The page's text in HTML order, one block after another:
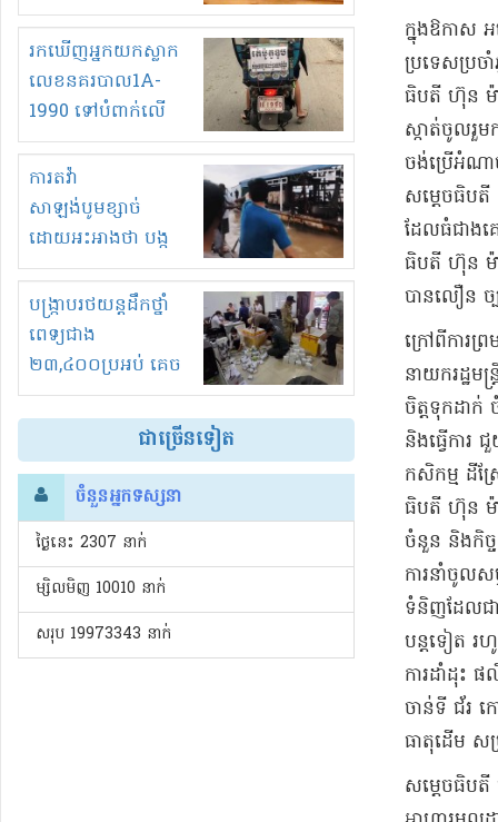
ឆ្នាំ២០៣០
រកឃើញអ្នកយកស្លាក
លេខនគរបាល1A-
1990 ទៅបំពាក់លើ
ម៉ូតូរបស់ខ្លួន ដាកផ្លាក
រត់ឌុបហើយ
ការតវ៉ា
សាឡង់បូមខ្សាច់
ដោយអះអាងថា បង្ក
បាក់ច្រាំងទន្លេ និង
រំខានទាំងយប់ទាំងថ្ងៃ
បង្ក្រាបរថយន្តដឹកថ្នាំ
ពេទ្យជាង
២៣,៤០០ប្រអប់ គេច
ពន្ធនិងអត់ច្បាប់នាំ
ចូល!?
ជាច្រើនទៀត
ចំនួនអ្នកទស្សនា
ថ្ងៃនេះ​ 2307 នាក់
ម្សិលមិញ 10010 នាក់
សរុប 19973343 នាក់
ក្នុងឱកាស
ប្រទេស​ប្រច
ធិបតី ហ៊ុន ម៉ា​
ស្កាត់​ចូលរួម​
ចង់​ប្រើ​អំណា
សម្ដេច​ធិបតី
ដែល​ធំជាង
ធិបតី ហ៊ុន ម៉ា​
បាន​លឿន ច្
ក្រៅពី​ការព្
នាយករដ្ឋម
ចិត្តទុកដាក់
និង​ធ្វើការ
កសិកម្ម ដីស្
ធិបតី ហ៊ុន ម៉ា​
ចំនួន និង​កិច្
ការ​នាំចូល​
ទំនិញ​ដែលជា​
បន្តទៀត រ
ការដាំដុះ
ចាន់ទី ជ័រ ក
ធាតុដើម
សម្ដេច​ធិបតី